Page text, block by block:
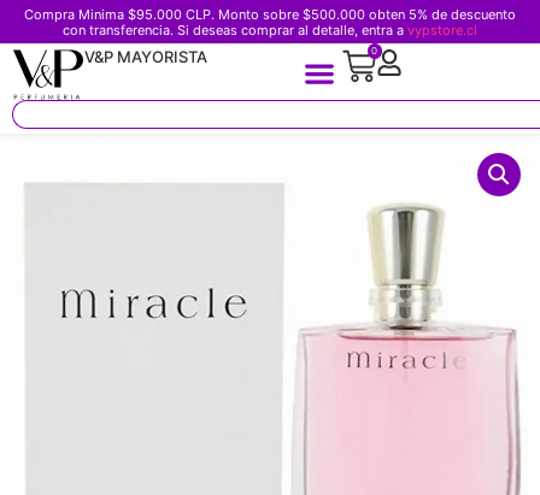
Compra Minima $95.000 CLP. Monto sobre $500.000 obten 5% de descuento
con transferencia. Si deseas comprar al detalle, entra a vypstore.cl
V&P MAYORISTA 0